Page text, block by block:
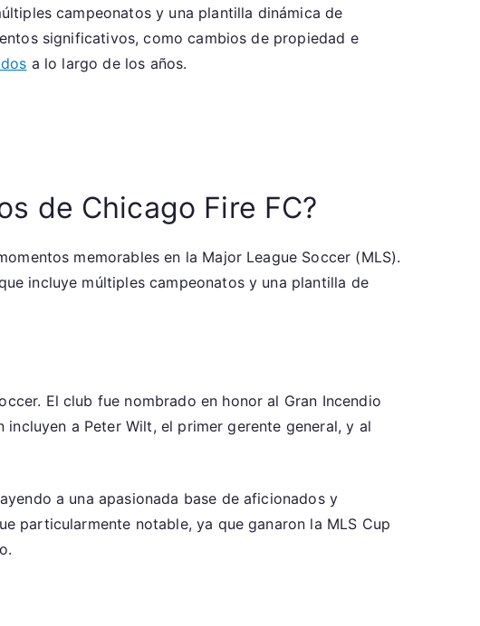
campeonatos y una plantilla dinámica de
significativos, como cambios de propiedad e
a lo largo de los años.
de Chicago Fire FC?
memorables en la Major League Soccer (MLS).
incluye múltiples campeonatos y una plantilla de
El club fue nombrado en honor al Gran Incendio
a Peter Wilt, el primer gerente general, y al
a una apasionada base de aficionados y
particularmente notable, ya que ganaron la MLS Cup